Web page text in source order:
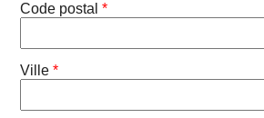
Code postal*
Ville*